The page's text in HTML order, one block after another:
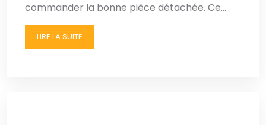
commander la bonne pièce détachée. Ce…
LIRE LA SUITE